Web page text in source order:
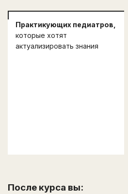
Практикующих педиатров,
которые хотят
актуализировать знания
После курса вы: